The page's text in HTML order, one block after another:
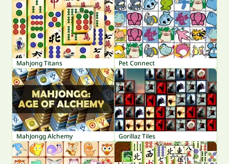
Mahjong Titans Pet Connect
MahJongg Alchemy Gorillaz Tiles